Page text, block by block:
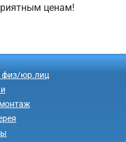
ценам!
физ/юр.лиц